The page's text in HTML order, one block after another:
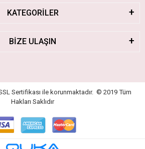
KATEGORİLER
BİZE ULAŞIN
Sertifikası ile korunmaktadır. © 2019 Tüm
Hakları Saklıdır